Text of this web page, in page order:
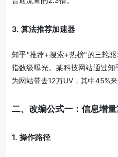
3. 算法推荐加速器
知乎"推荐+搜索+热榜"的三轮
指数级曝光。某科技网站通过
为网站带去12万UV，其中45%来
二、改编公式一：信息增
1. 操作路径